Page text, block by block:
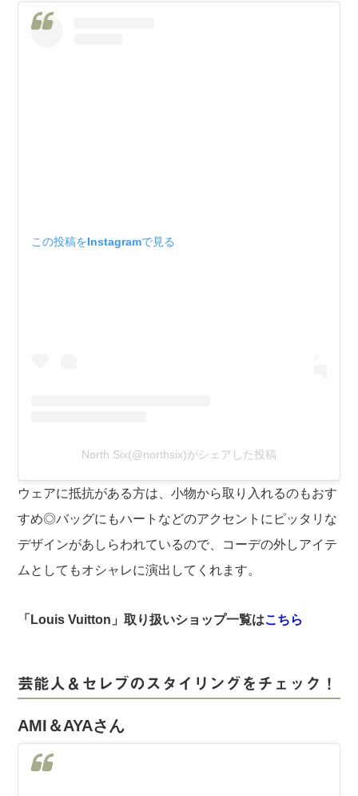
この投稿をInstagramで見る
North Six(@northsix)がシェアした投稿
ウェアに抵抗がある方は、小物から取り入れるのもおす
すめ◎バッグにもハートなどのアクセントにピッタリな
デザインがあしらわれているので、コーデの外しアイテ
ムとしてもオシャレに演出してくれます。
「Louis Vuitton」取り扱いショップ一覧はこちら
芸能人＆セレブのスタイリングをチェック！
AMI＆AYAさん